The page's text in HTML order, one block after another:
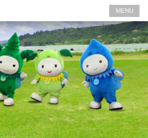
MENU